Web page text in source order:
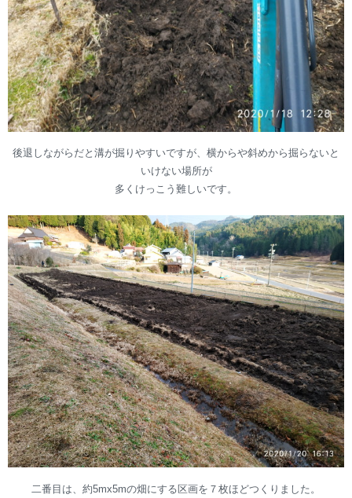
後退しながらだと溝が掘りやすいですが、横からや斜めから掘らないと
いけない場所が
多くけっこう難しいです。
二番目は、約5mx5mの畑にする区画を７枚ほどつくりました。